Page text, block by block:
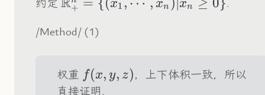
约定 + x1 xn xn .
/Method/ (1)
权重 f(x,y,z)
f(x, y, z)，上下体积一致，所以
直接证明.